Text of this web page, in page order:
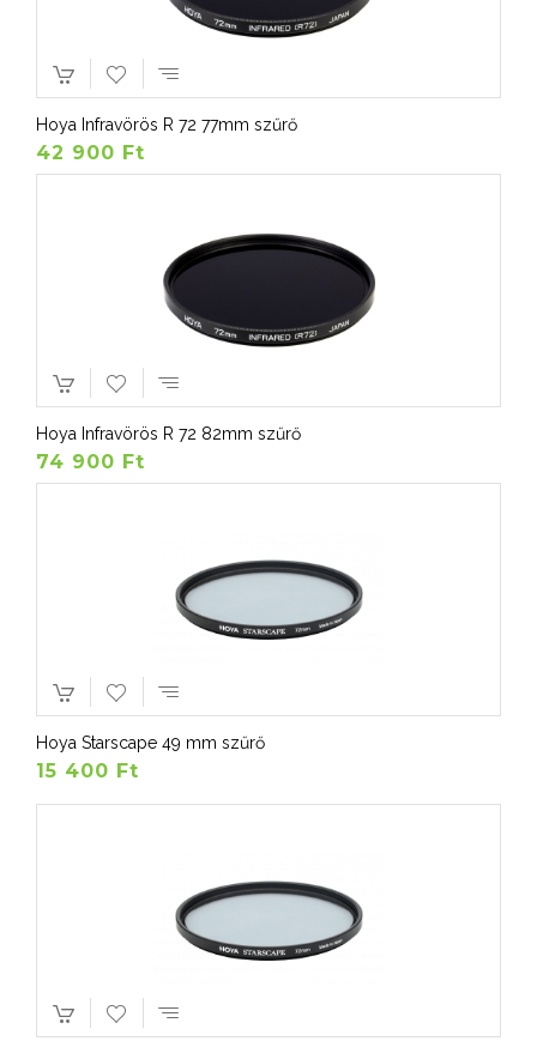
Hoya Infravörös R 72 77mm szűrő
42 900 Ft
Hoya Infravörös R 72 82mm szűrő
74 900 Ft
Hoya Starscape 49 mm szűrő
15 400 Ft